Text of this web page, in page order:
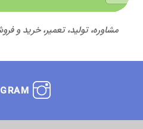
مشاوره، تولید، تعمیر، خرید و